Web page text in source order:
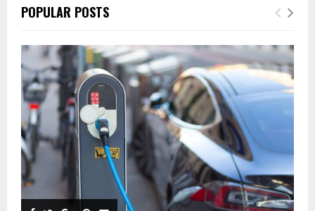
POPULAR POSTS